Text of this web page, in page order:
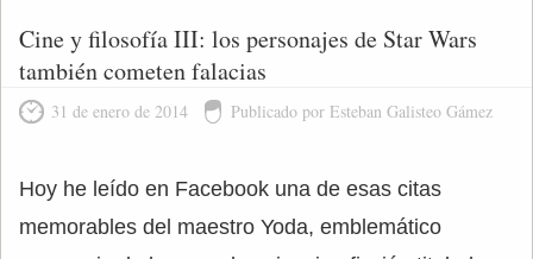
Cine y filosofía III: los personajes de Star Wars
también cometen falacias
31 de enero de 2014 Publicado por Esteban Galisteo Gámez
Hoy he leído en Facebook una de esas citas
memorables del maestro Yoda, emblemático